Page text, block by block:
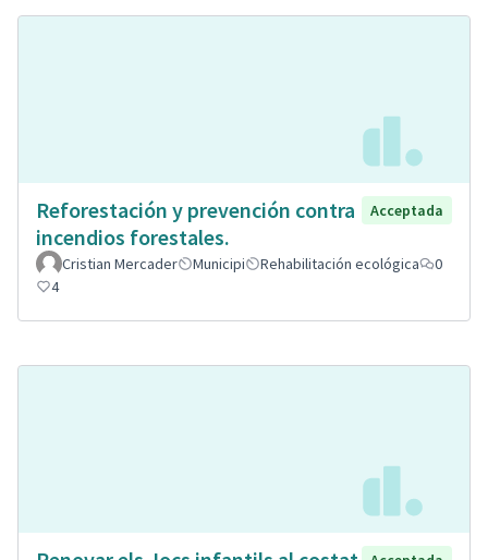
Reforestación y prevención contra
incendios forestales.
Acceptada
Cristian Mercader Municipi Rehabilitación ecológica
0
4